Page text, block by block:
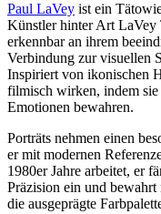
Paul LaVey ist ein
Künstler hinter Art LaVey
erkennbar an ihrem
Verbindung zur visuellen
Inspiriert von ikonischen
filmisch wirken, indem
Emotionen bewahren.
Porträts nehmen einen
er mit modernen
1980er Jahre arbeitet, er
Präzision ein und
die ausgeprägte